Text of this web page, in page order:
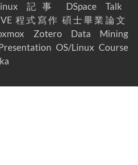
記事 DSpace
Talk
程式寫作 碩士畢業論文
Zotero
Data Mining
OS/Linux Course